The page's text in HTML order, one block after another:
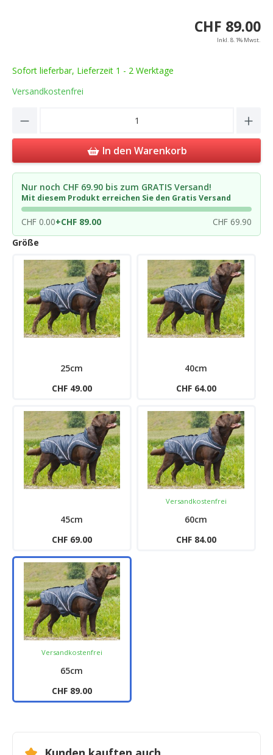
CHF 89.00
Inkl. 8.1% Mwst.
Sofort lieferbar, Lieferzeit 1 - 2 Werktage
Versandkostenfrei
Product Quantity: Enter the desired
In den Warenkorb
Nur noch CHF 69.90 bis zum GRATIS Versand!
Mit diesem Produkt erreichen Sie den Gratis Versand
CHF 0.00+CHF 89.00
CHF 69.90
Größe
25cm
CHF 49.00
40cm
CHF 64.00
45cm
CHF 69.00
Versandkostenfrei
60cm
CHF 84.00
Versandkostenfrei
65cm
CHF 89.00